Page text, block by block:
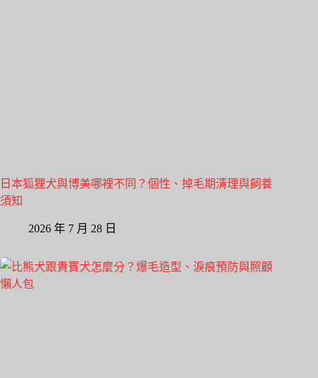
日本狐狸犬與博美哪裡不同？個性、掉毛期清理與飼養
須知
2026 年 7 月 28 日